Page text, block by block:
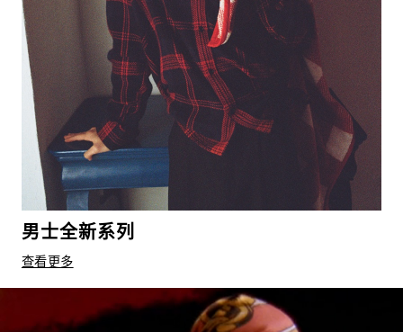
男士全新系列
查看更多